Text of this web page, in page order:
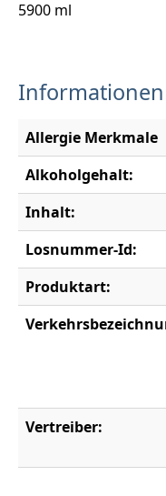
5900 ml
Allergie Merkmale
Alkoholgehalt:
Inhalt:
Losnummer-Id:
Produktart:
Vertreiber: